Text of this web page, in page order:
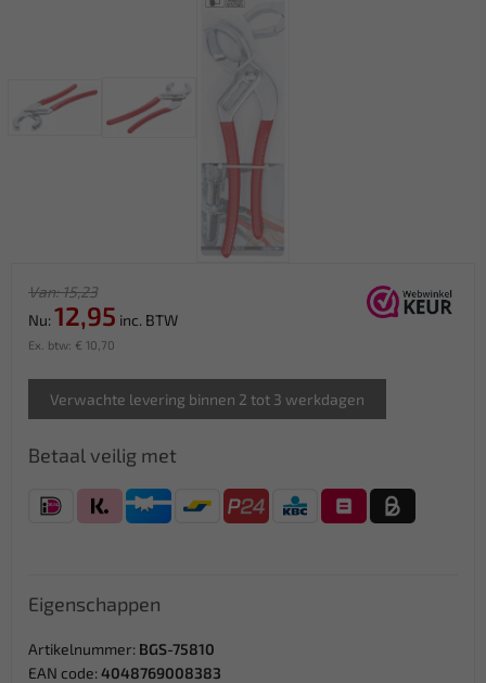
Van: 15,23
Nu: 12,95 inc. BTW
Ex. btw: € 10,70
Verwachte levering binnen 2 tot 3 werkdagen
Betaal veilig met
Eigenschappen
Artikelnummer: BGS-75810
EAN code: 4048769008383